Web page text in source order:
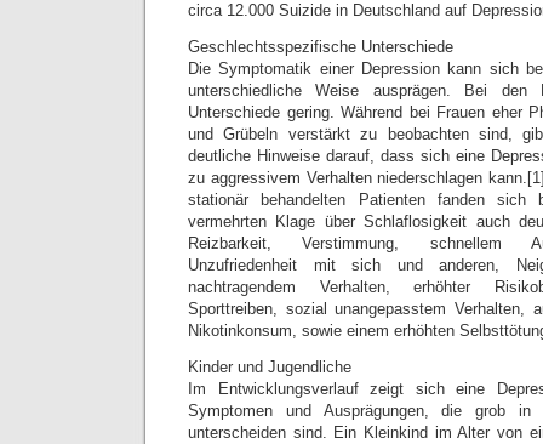
circa 12.000 Suizide in Deutschland auf
Geschlechtsspezifische Unterschiede
Die Symptomatik einer Depression kann sich
unterschiedliche Weise ausprägen. Bei den
Unterschiede gering. Während bei Frauen eher
und Grübeln verstärkt zu beobachten sind,
deutliche Hinweise darauf, dass sich eine
zu aggressivem Verhalten niederschlagen
stationär behandelten Patienten fanden sich
vermehrten Klage über Schlaflosigkeit auch
Reizbarkeit, Verstimmung, schnellem
Unzufriedenheit mit sich und anderen,
nachtragendem Verhalten, erhöhter
Sporttreiben, sozial unangepasstem Verhalten,
Nikotinkonsum, sowie einem erhöhten
Kinder und Jugendliche
Im Entwicklungsverlauf zeigt sich eine
Symptomen und Ausprägungen, die grob in
unterscheiden sind. Ein Kleinkind im Alter von